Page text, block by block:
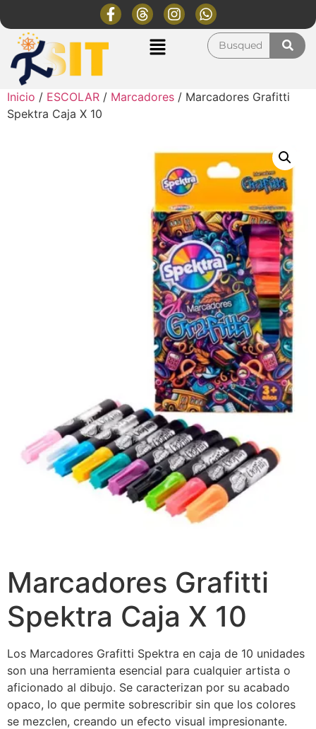
Inicio / ESCOLAR / Marcadores / Marcadores Grafitti
Spektra Caja X 10
Marcadores Grafitti
Spektra Caja X 10
Los Marcadores Grafitti Spektra en caja de 10 unidades
son una herramienta esencial para cualquier artista o
aficionado al dibujo. Se caracterizan por su acabado
opaco, lo que permite sobrescribir sin que los colores
se mezclen, creando un efecto visual impresionante.